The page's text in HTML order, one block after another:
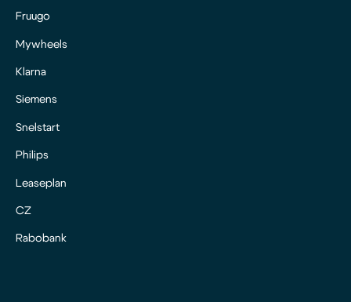
Fruugo
Mywheels
Klarna
Siemens
Snelstart
Philips
Leaseplan
CZ
Rabobank